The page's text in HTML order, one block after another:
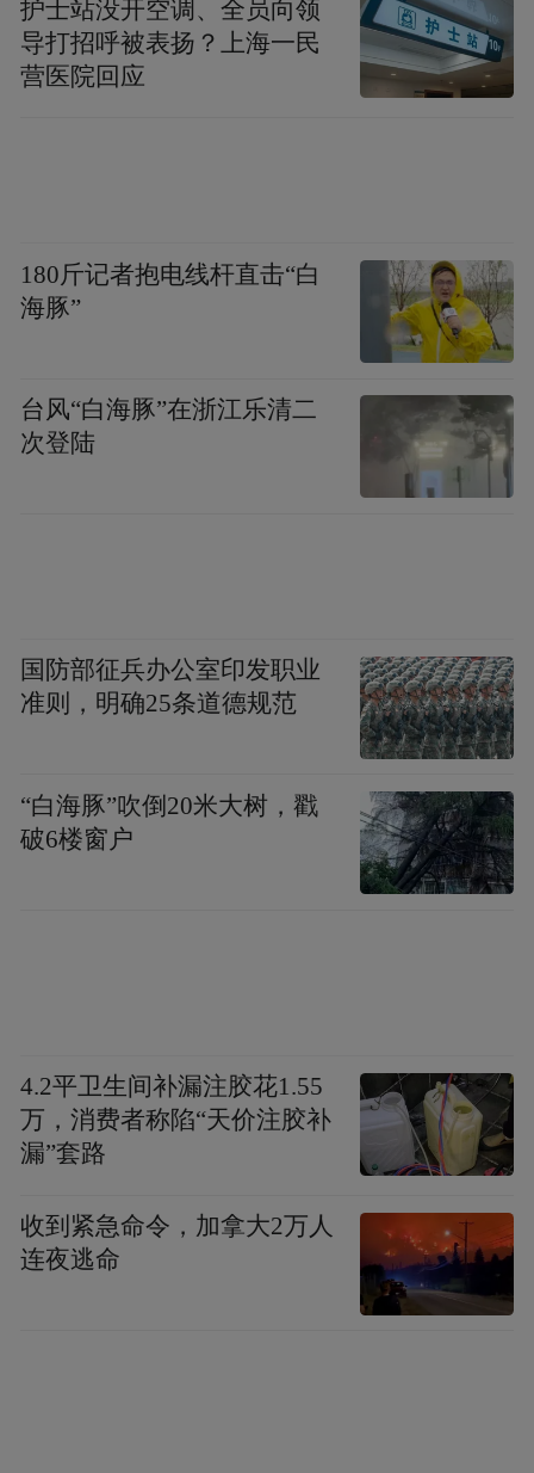
质鲜美的梭子蟹，串联渔港鱼市繁忙丰收场
景，整合媒体传播、电商平台等渠道资源，
频)为凤凰网旗下自媒体平台“大风号”用户上传并发
布，本平台仅提供信息存储空间服务。
Notice: The content above (including the videos,
pictures and audios if any) is uploaded and posted
platform and merely provides information storage
space services.”
护士站没开空调、全员向领
导打招呼被表扬？上海一民
营医院回应
180斤记者抱电线杆直击“白
海豚”
台风“白海豚”在浙江乐清二
次登陆
国防部征兵办公室印发职业
准则，明确25条道德规范
“白海豚”吹倒20米大树，戳
破6楼窗户
4.2平卫生间补漏注胶花1.55
万，消费者称陷“天价注胶补
漏”套路
收到紧急命令，加拿大2万人
连夜逃命